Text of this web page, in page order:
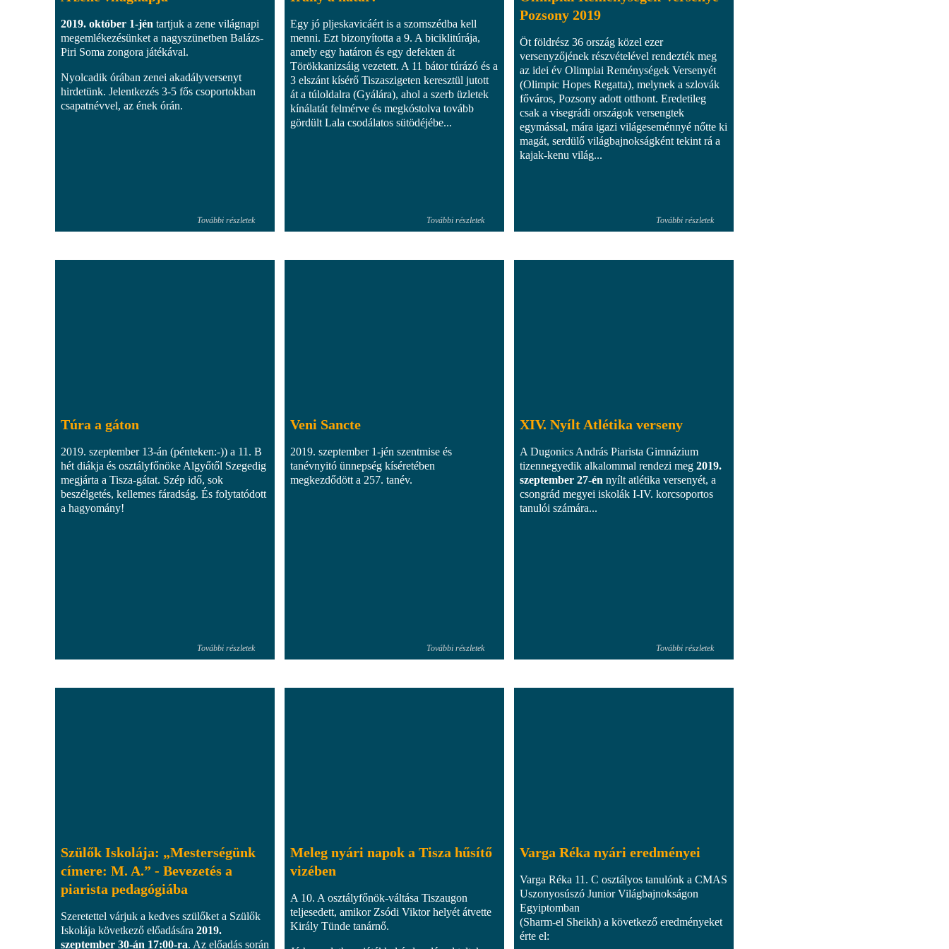
2019. október 1-jén tartjuk a zene világnapi
megemlékezésünket a nagyszünetben Balázs-
Piri Soma zongora játékával.
Nyolcadik órában zenei akadályversenyt
hirdetünk. Jelentkezés 3-5 fős csoportokban
csapatnévvel, az ének órán.
További részletek
Egy jó pljeskavicáért is a szomszédba kell
menni. Ezt bizonyította a 9. A biciklitúrája,
amely egy határon és egy defekten át
Törökkanizsáig vezetett. A 11 bátor túrázó és a
3 elszánt kísérő Tiszaszigeten keresztül jutott
át a túloldalra (Gyálára), ahol a szerb üzletek
kínálatát felmérve és megkóstolva tovább
gördült Lala csodálatos sütödéjébe...
További részletek
Pozsony 2019
Öt földrész 36 ország közel ezer
versenyzőjének részvételével rendezték meg
az idei év Olimpiai Reménységek Versenyét
(Olimpic Hopes Regatta), melynek a szlovák
főváros, Pozsony adott otthont. Eredetileg
csak a visegrádi országok versengtek
egymással, mára igazi világeseménnyé nőtte ki
magát, serdülő világbajnokságként tekint rá a
kajak-kenu világ...
További részletek
Túra a gáton
2019. szeptember 13-án (pénteken:-)) a 11. B
hét diákja és osztályfőnöke Algyőtől Szegedig
megjárta a Tisza-gátat. Szép idő, sok
beszélgetés, kellemes fáradság. És folytatódott
a hagyomány!
További részletek
Veni Sancte
2019. szeptember 1-jén szentmise és
tanévnyitó ünnepség kíséretében
megkezdődött a 257. tanév.
További részletek
XIV. Nyílt Atlétika verseny
A Dugonics András Piarista Gimnázium
tizennegyedik alkalommal rendezi meg 2019.
szeptember 27-én nyílt atlétika versenyét, a
csongrád megyei iskolák I-IV. korcsoportos
tanulói számára...
További részletek
Szülők Iskolája: „Mesterségünk
címere: M. A.” - Bevezetés a
piarista pedagógiába
Szeretettel várjuk a kedves szülőket a Szülők
Iskolája következő előadására 2019.
szeptember 30-án 17:00-ra. Az előadás során
Meleg nyári napok a Tisza hűsítő
vizében
A 10. A osztályfőnök-váltása Tiszaugon
teljesedett, amikor Zsódi Viktor helyét átvette
Király Tünde tanárnő.
Varga Réka nyári eredményei
Varga Réka 11. C osztályos tanulónk a CMAS
Uszonyosúszó Junior Világbajnokságon
Egyiptomban
(Sharm-el Sheikh) a következő eredményeket
érte el: